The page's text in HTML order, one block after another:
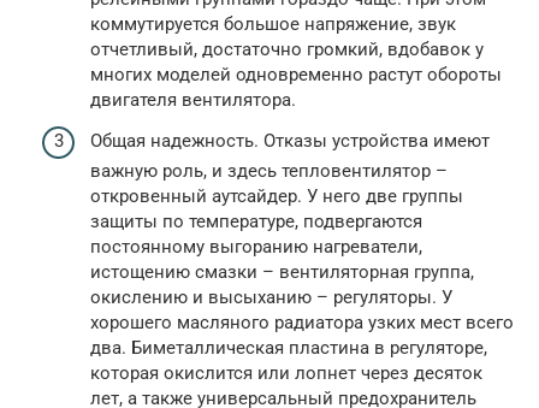
коммутируется большое напряжение, звук
отчетливый, достаточно громкий, вдобавок у
многих моделей одновременно растут обороты
двигателя вентилятора.
Общая надежность. Отказы устройства имеют
важную роль, и здесь тепловентилятор –
откровенный аутсайдер. У него две группы
защиты по температуре, подвергаются
постоянному выгоранию нагреватели,
истощению смазки – вентиляторная группа,
окислению и высыханию – регуляторы. У
хорошего масляного радиатора узких мест всего
два. Биметаллическая пластина в регуляторе,
которая окислится или лопнет через десяток
лет, а также универсальный предохранитель